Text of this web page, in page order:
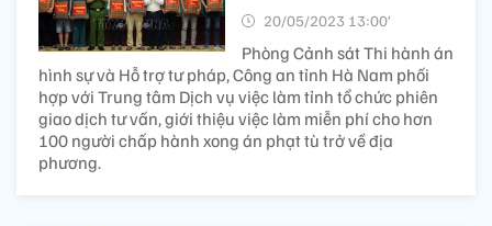
20/05/2023 13:00’
Phòng Cảnh sát Thi hành án
hình sự và Hỗ trợ tư pháp, Công an tỉnh Hà Nam phối
hợp với Trung tâm Dịch vụ việc làm tỉnh tổ chức phiên
giao dịch tư vấn, giới thiệu việc làm miễn phí cho hơn
100 người chấp hành xong án phạt tù trở về địa
phương.